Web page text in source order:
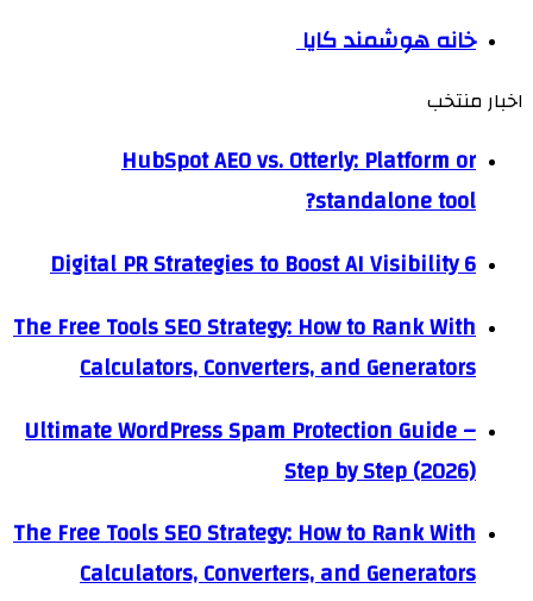
خانه هوشمند کایا
اخبار منتخب
HubSpot AEO vs. Otterly: Platform or
standalone tool?
6 Digital PR Strategies to Boost AI Visibility
The Free Tools SEO Strategy: How to Rank With
Calculators, Converters, and Generators
Ultimate WordPress Spam Protection Guide –
Step by Step (2026)
The Free Tools SEO Strategy: How to Rank With
Calculators, Converters, and Generators